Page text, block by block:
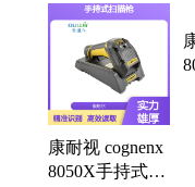
康耐视 cognenx
8050X手持式扫